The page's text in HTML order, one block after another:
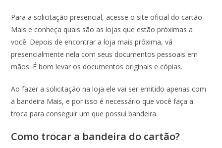
Para a solicitação presencial, acesse o site oficial do cartão
Mais e conheça quais são as lojas que estão próximas a
você. Depois de encontrar a loja mais próxima, vá
presencialmente nela com seus documentos pessoais em
mãos. É bom levar os documentos originais e cópias.
Ao fazer a solicitação na loja ele vai ser emitido apenas com
a bandeira Mais, e por isso é necessário que você faça a
troca para conseguir um que possui bandeira.
Como trocar a bandeira do cartão?